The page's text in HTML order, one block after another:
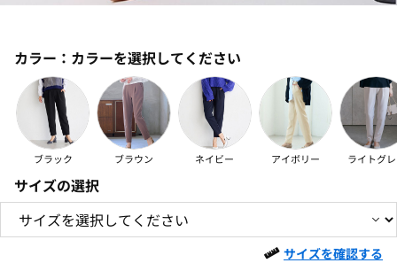
カラー： カラーを選択してください
ブラック ブラウン ネイビー アイボリー ライトグ
サイズの選択
サイズを確認する